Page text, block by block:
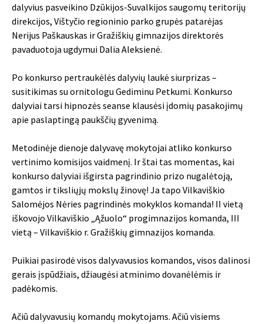
dalyvius pasveikino Dzūkijos-Suvalkijos saugomų teritorijų
direkcijos, Vištyčio regioninio parko grupės patarėjas
Nerijus Paškauskas ir Gražiškių gimnazijos direktorės
pavaduotoja ugdymui Dalia Aleksienė.
Po konkurso pertraukėlės dalyvių laukė siurprizas –
susitikimas su ornitologu Gediminu Petkumi. Konkurso
dalyviai tarsi hipnozės seanse klausėsi įdomių pasakojimų
apie paslaptingą paukščių gyvenimą.
Metodinėje dienoje dalyvavę mokytojai atliko konkurso
vertinimo komisijos vaidmenį. Ir štai tas momentas, kai
konkurso dalyviai išgirsta pagrindinio prizo nugalėtoją,
gamtos ir tiksliųjų mokslų žinovę! Ja tapo Vilkaviškio
Salomėjos Nėries pagrindinės mokyklos komanda! II vietą
iškovojo Vilkaviškio „Ąžuolo“ progimnazijos komanda, III
vietą – Vilkaviškio r. Gražiškių gimnazijos komanda.
Puikiai pasirodė visos dalyvavusios komandos, visos dalinosi
gerais įspūdžiais, džiaugėsi atminimo dovanėlėmis ir
padėkomis.
Ačiū dalyvavusių komandų mokytojams. Ačiū visiems